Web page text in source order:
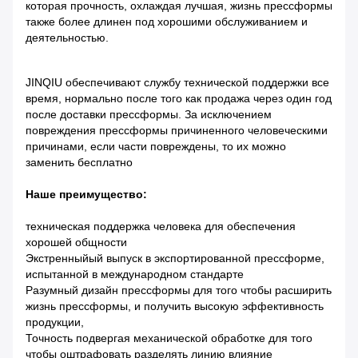
которая прочность, охлаждая лучшая, жизнь прессформы
также более длинен под хорошими обслуживанием и
деятельностью.
JINQIU обеспечивают службу технической поддержки все
время, нормально после того как продажа через один год
после доставки прессформы. За исключением
повреждения прессформы причиненного человеческими
причинами, если части повреждены, то их можно
заменить бесплатно
Наше преимущество:
техническая поддержка человека для обеспечения
хорошей общности
Экстренныйый выпуск в экспортированной прессформе,
испытанной в международном стандарте
Разумный дизайн прессформы для того чтобы расширить
жизнь прессформы, и получить высокую эффективность
продукции,
Точность подвергая механической обработке для того
чтобы оштрафовать разделять линию влияние